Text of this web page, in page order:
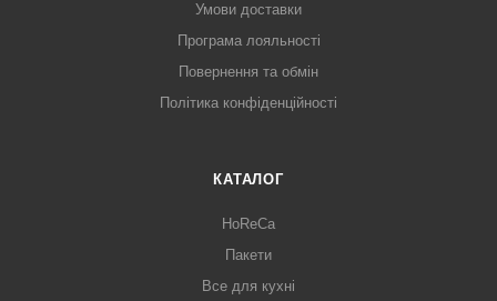
Умови доставки
Програма лояльності
Повернення та обмін
Політика конфіденційності
КАТАЛОГ
HoReCa
Пакети
Все для кухні